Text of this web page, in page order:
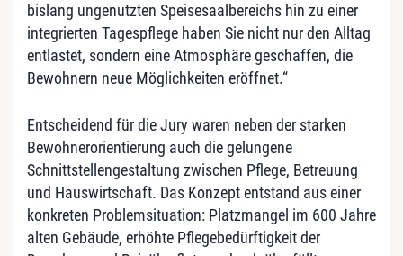
bislang ungenutzten Speisesaalbereichs hin zu einer
integrierten Tagespflege haben Sie nicht nur den Alltag
entlastet, sondern eine Atmosphäre geschaffen, die
Bewohnern neue Möglichkeiten eröffnet.“
Entscheidend für die Jury waren neben der starken
Bewohnerorientierung auch die gelungene
Schnittstellengestaltung zwischen Pflege, Betreuung
und Hauswirtschaft. Das Konzept entstand aus einer
konkreten Problemsituation: Platzmangel im 600 Jahre
alten Gebäude, erhöhte Pflegebedürftigkeit der